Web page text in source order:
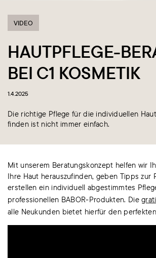
VIDEO
HAUTPFLEGE-
BEI C1 KOSMETIK
1.4.2025
Die richtige Pflege für die individuellen
finden ist nicht immer einfach.
Mit unserem Beratungskonzept helfen wir
Ihre Haut herauszufinden, geben Tipps zur
erstellen ein individuell abgestimmtes
professionellen BABOR-Produkten. Die
alle Neukunden bietet hierfür den